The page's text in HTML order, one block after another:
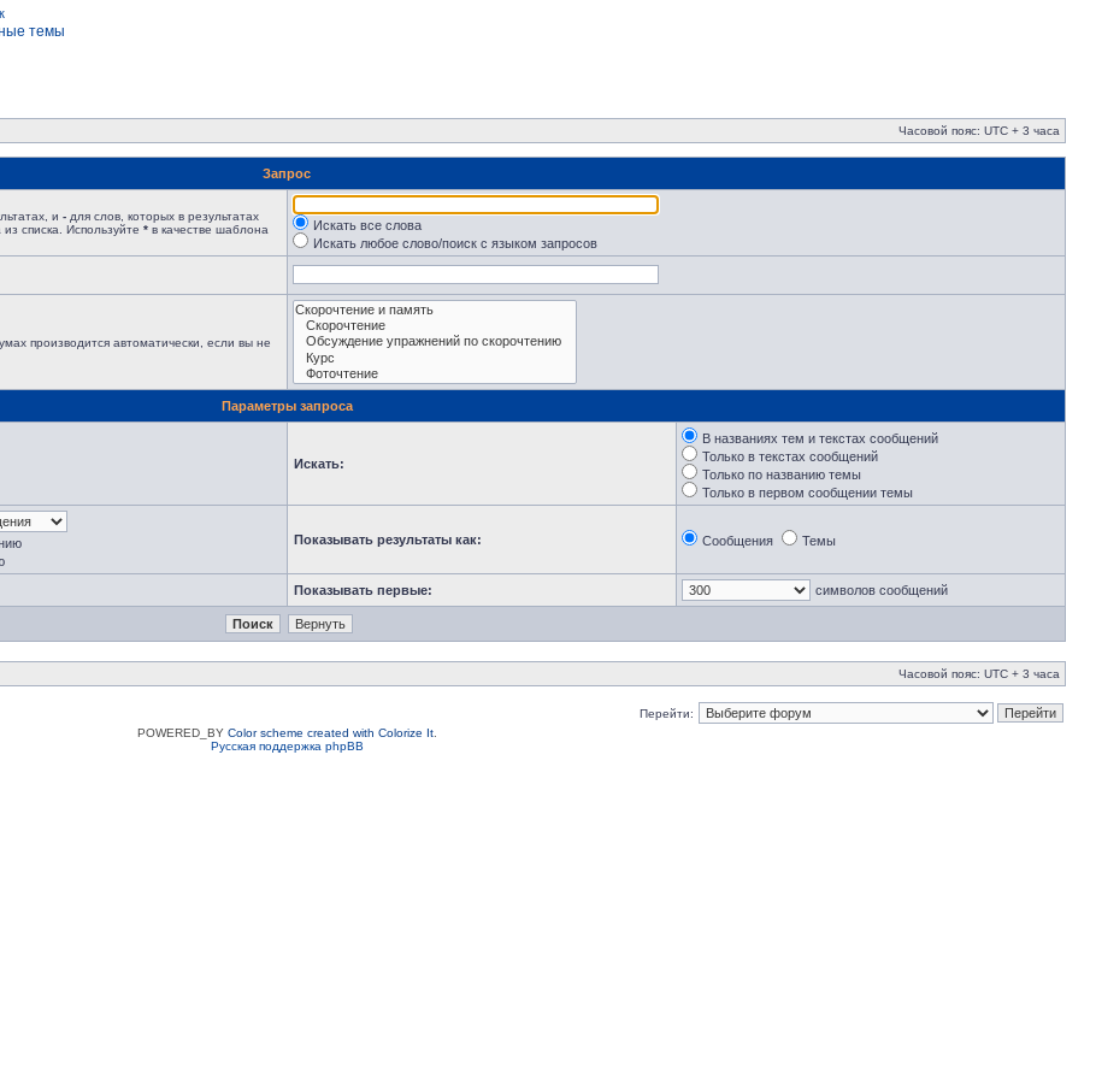
темы
Часовой пояс: UTC + 3 часа
Запрос
и - для слов, которых в результатах
списка. Используйте * в качестве шаблона
Искать все слова
Искать любое слово/поиск с языком запросов
производится автоматически, если вы не
Параметры запроса
Искать:
В названиях тем и текстах сообщений
Только в текстах сообщений
Только по названию темы
Только в первом сообщении темы
Показывать результаты как: Сообщения Темы
Показывать первые: символов сообщений
Часовой пояс: UTC + 3 часа
Перейти:
POWERED_BY Color scheme created with Colorize It.
Русская поддержка phpBB